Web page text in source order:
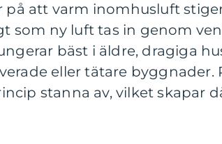
på att varm inomhusluft
som ny luft tas in genom
bäst i äldre, dragiga
eller tätare byggnader.
stanna av, vilket skapar